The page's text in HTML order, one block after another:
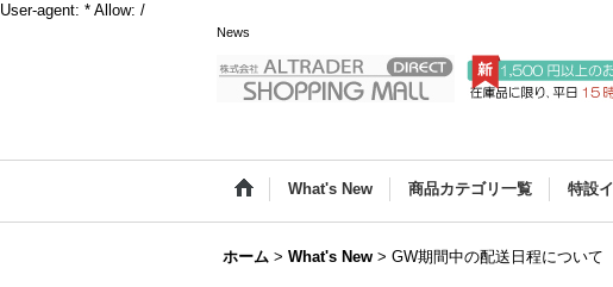
User-agent: * Allow: /
News
What's New 商品カテゴリ一覧 特設
ホーム > What's New > GW期間中の配送日程について